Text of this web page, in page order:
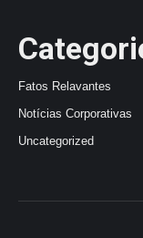
Fatos Relavantes
Notícias Corporativas
Uncategorized